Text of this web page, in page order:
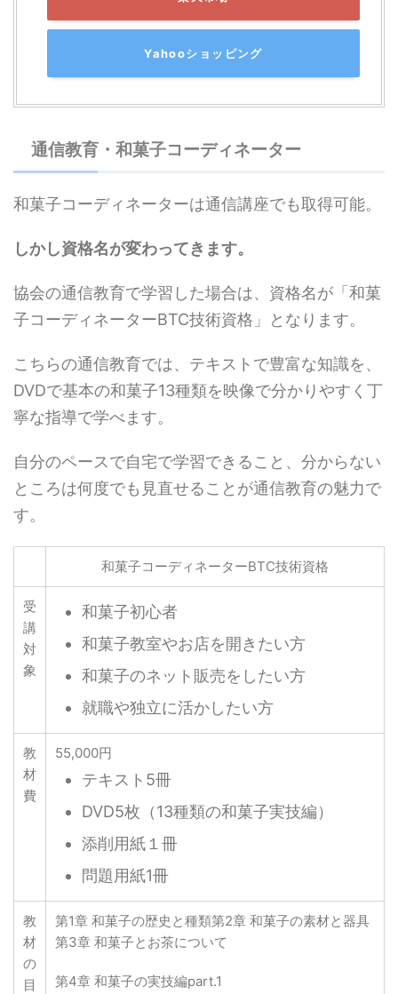
Yahooショッピング
通信教育・和菓子コーディネーター
和菓子コーディネーターは通信講座でも取得可能。
しかし資格名が変わってきます。
協会の通信教育で学習した場合は、資格名が「和菓
子コーディネーターBTC技術資格 」となります。
こちらの通信教育では、テキストで豊富な知識を、
DVDで基本の和菓子13種類を映像で分かりやすく丁
寧な指導で学べます。
自分のペースで自宅で学習できること、分からない
ところは何度でも見直せることが通信教育の魅力で
す。
和菓子コーディネーターBTC技術資格
受
講
対
象
和菓子初心者
和菓子教室やお店を開きたい方
和菓子のネット販売をしたい方
就職や独立に活かしたい方
教
材
費
55,000円
テキスト5冊
DVD5枚（13種類の和菓子実技編）
添削用紙１冊
問題用紙1冊
教
材
の
目
第1章 和菓子の歴史と種類第2章 和菓子の素材と器具
第3章 和菓子とお茶について
第4章 和菓子の実技編part.1